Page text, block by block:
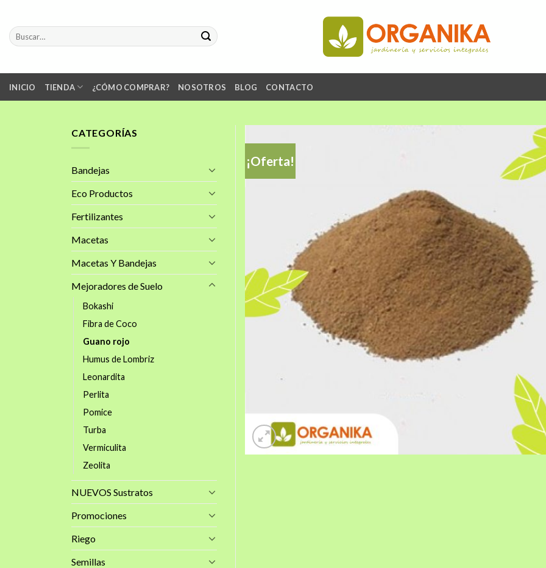
content
Buscar
por:
INICIO TIENDA ¿CÓMO COMPRAR? NOSOTROS BLOG CONTACTO
¡Oferta!
CATEGORÍAS
Bandejas
Eco Productos
Fertilizantes
Macetas
Macetas Y Bandejas
Mejoradores de Suelo
Bokashi
Fibra de Coco
Guano rojo
Humus de Lombriz
Leonardita
Perlita
Pomice
Turba
Vermiculita
Zeolita
NUEVOS Sustratos
Promociones
Riego
Semillas